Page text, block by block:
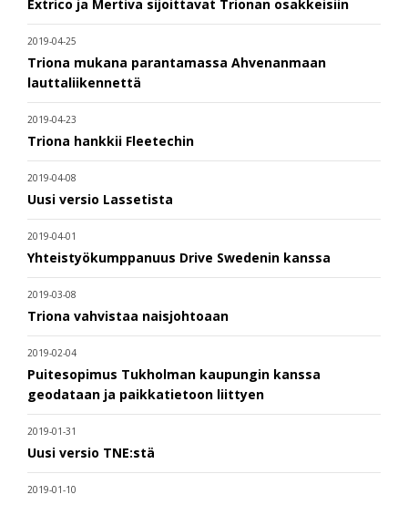
Extrico ja Mertiva sijoittavat Trionan osakkeisiin
2019-04-25
Triona mukana parantamassa Ahvenanmaan
lauttaliikennettä
2019-04-23
Triona hankkii Fleetechin
2019-04-08
Uusi versio Lassetista
2019-04-01
Yhteistyökumppanuus Drive Swedenin kanssa
2019-03-08
Triona vahvistaa naisjohtoaan
2019-02-04
Puitesopimus Tukholman kaupungin kanssa
geodataan ja paikkatietoon liittyen
2019-01-31
Uusi versio TNE:stä
2019-01-10